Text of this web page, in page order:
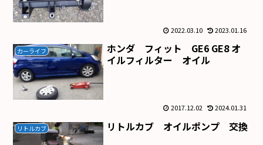
2022.03.10 2023.01.16
カーライフ
ホンダ フィット GE6 GE8 オ
イルフィルター オイル
2017.12.02 2024.01.31
リトルカブ リトルカブ オイルポンプ 交換